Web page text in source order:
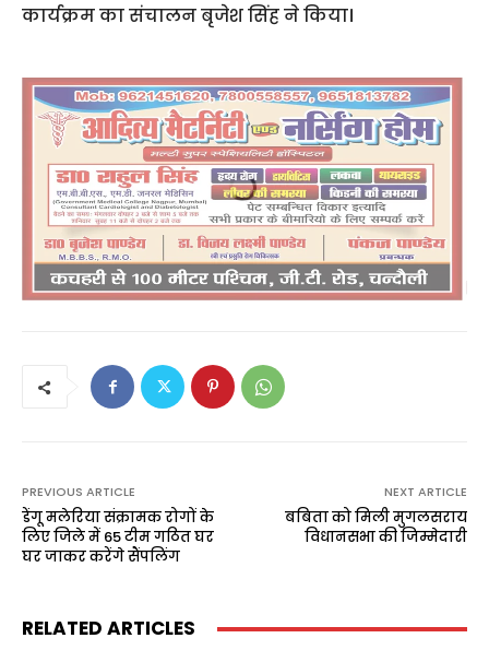
कार्यक्रम का संचालन बृजेश सिंह ने किया।
PREVIOUS ARTICLE
डेंगू मलेरिया संक्रामक रोगों के
लिए जिले में 65 टीम गठित घर
घर जाकर करेंगे सैंपलिंग
NEXT ARTICLE
बबिता को मिली मुगलसराय
विधानसभा की जिम्मेदारी
RELATED ARTICLES